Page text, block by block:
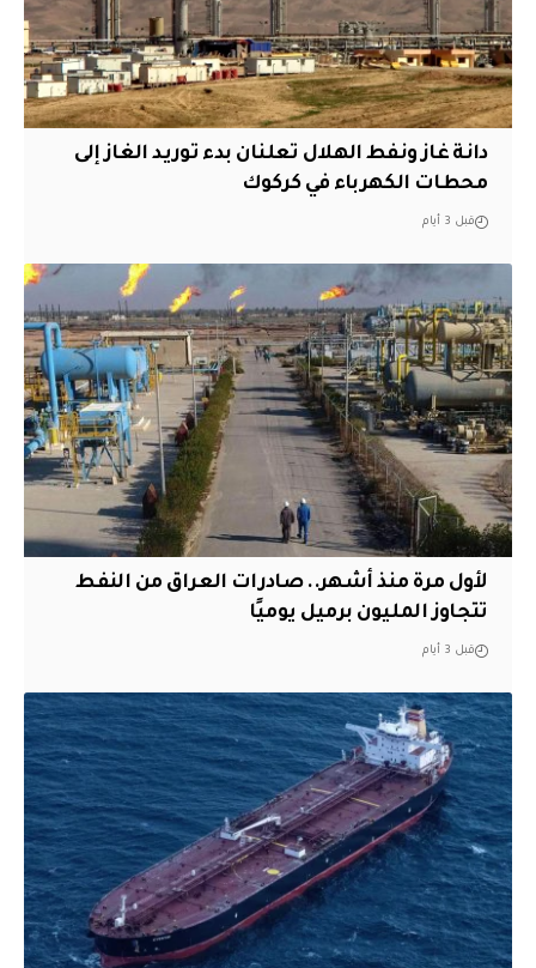
دانة غاز ونفط الهلال تعلنان بدء توريد الغاز إلى
محطات الكهرباء في كركوك
قبل 3 أيام
لأول مرة منذ أشهر.. صادرات العراق من النفط
تتجاوز المليون برميل يوميًا
قبل 3 أيام